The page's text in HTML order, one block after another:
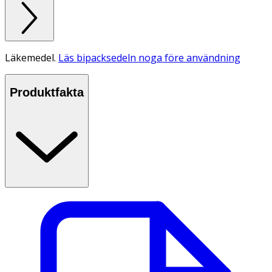
Läkemedel. Läs bipacksedeln noga före användning
Produktfakta